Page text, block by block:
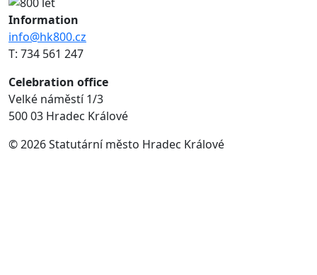
Information
info@hk800.cz
T: 734 561 247
Celebration office
Velké náměstí 1/3
500 03 Hradec Králové
© 2026 Statutární město Hradec Králové